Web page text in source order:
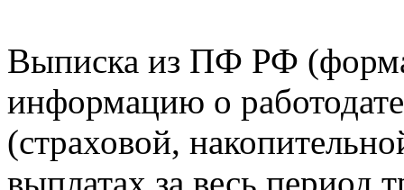
Выписка из ПФ РФ
информацию о
(страховой,
выплатах за весь период